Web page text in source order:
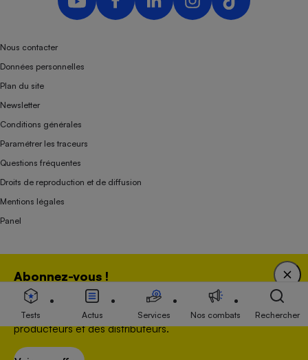
Abonnez-vous !
Bénéficiez d'une expertise unique tout en soutenant
une association 100 % indépendante de l'Etat, des
producteurs et des distributeurs.
Nous contacter
Données personnelles
Plan du site
Newsletter
Conditions générales
Paramétrer les traceurs
Questions fréquentes
Droits de reproduction et de diffusion
Mentions légales
Panel
Association indépendante de l’État, des syndicats, des producteurs et des
distributeurs depuis 1951.
Tests Actus Services Nos combats Rechercher